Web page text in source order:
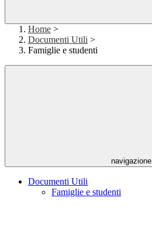
Home >
Documenti Utili >
Famiglie e studenti
navigazione
Documenti Utili
Famiglie e studenti